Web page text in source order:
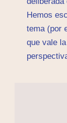
Hemos
tema (por
que vale